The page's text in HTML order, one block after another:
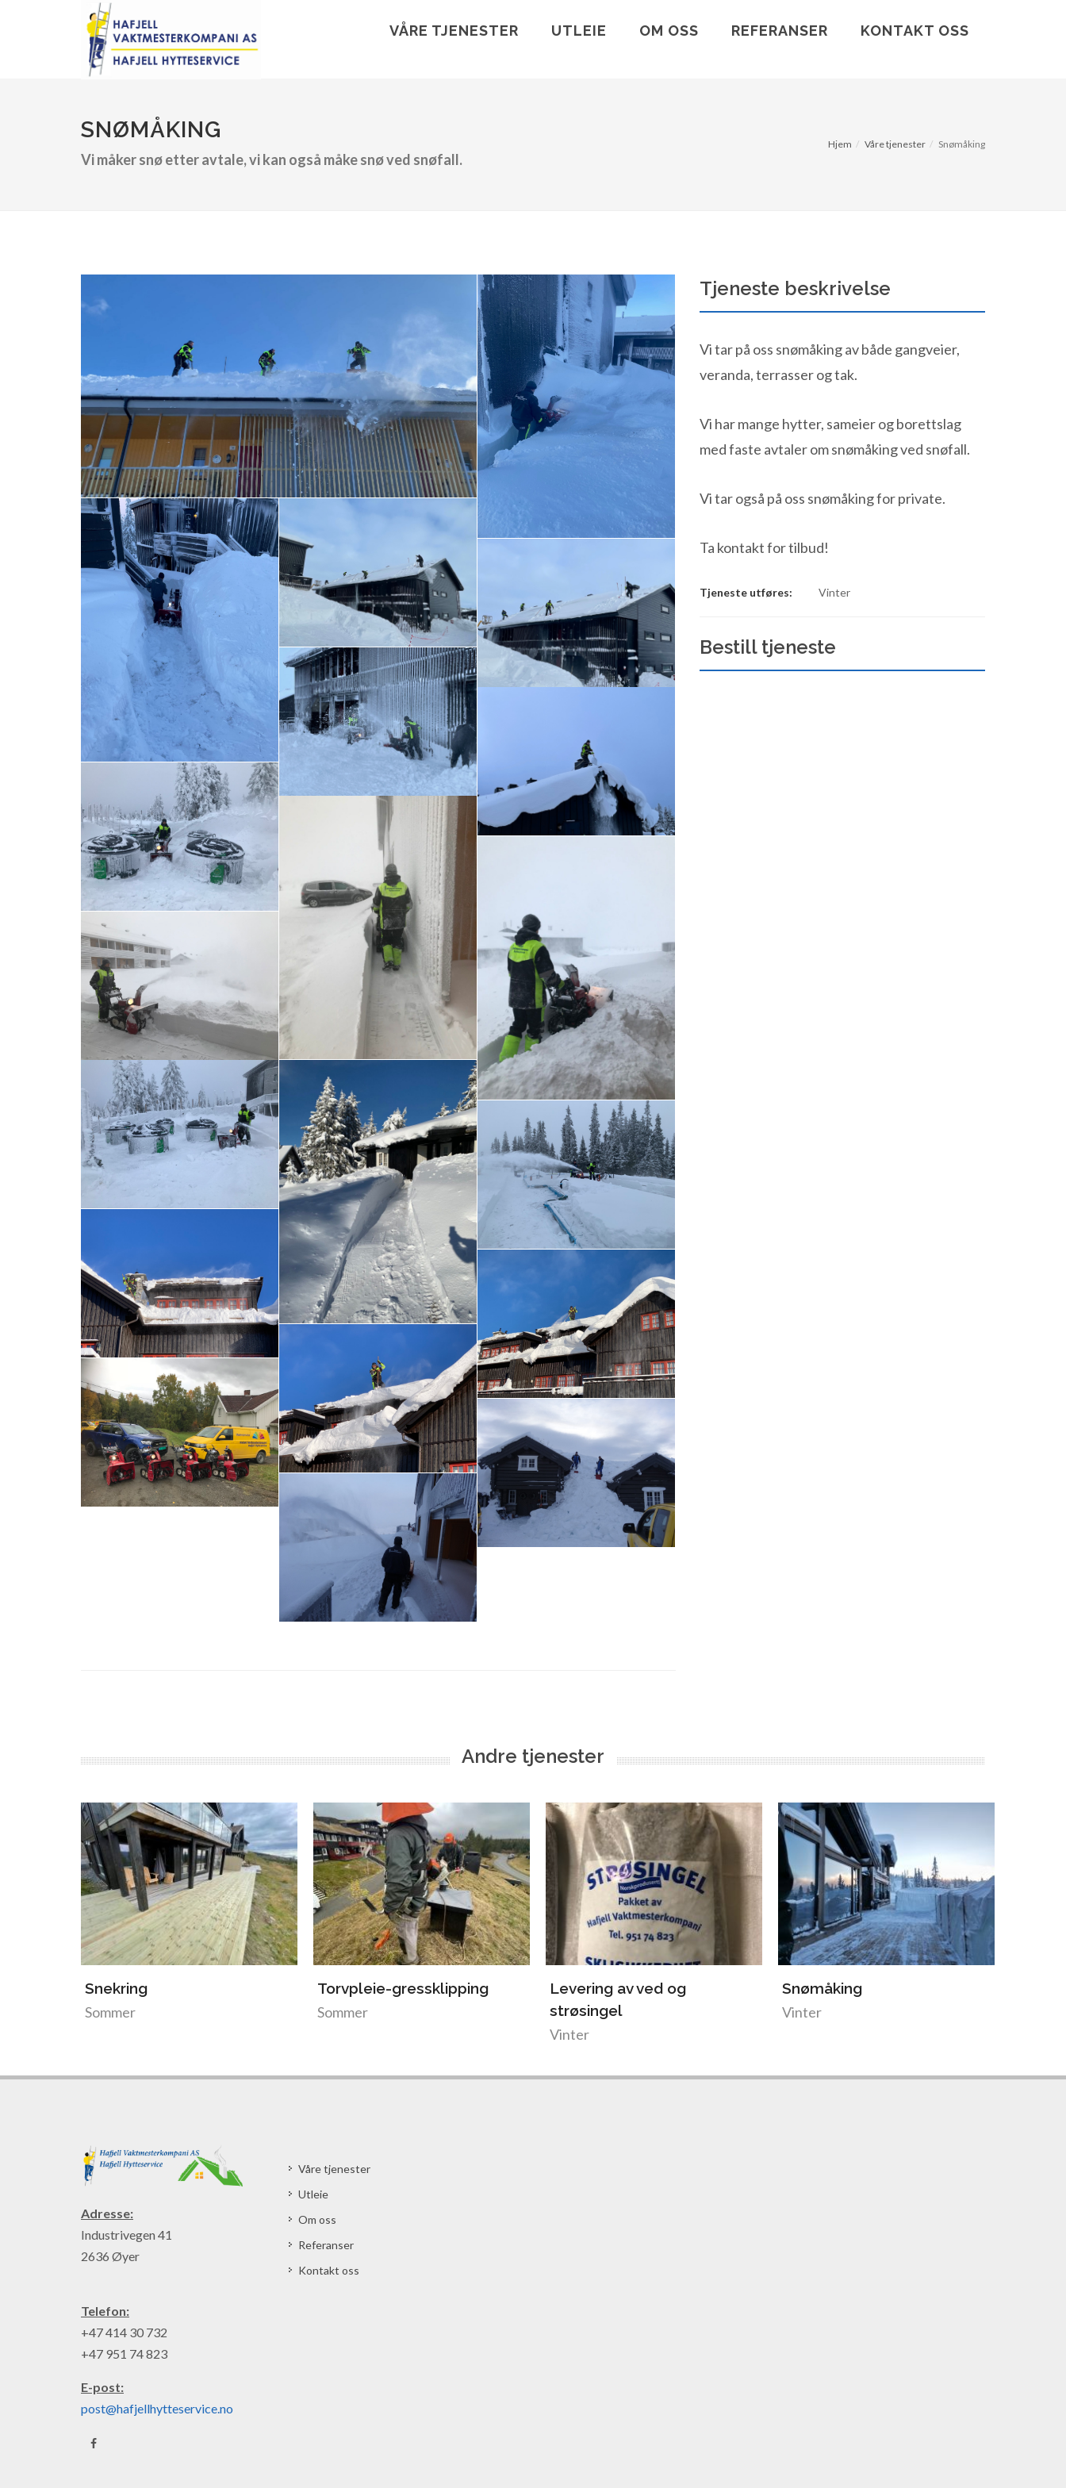
VÅRE TJENESTER UTLEIE OM OSS REFERANSER KONTAKT OSS
SNØMÅKING
Vi måker snø etter avtale, vi kan også måke snø ved snøfall.
Hjem Våre tjenester Snømåking
Tjeneste beskrivelse
Vi tar på oss snømåking av både gangveier,
veranda, terrasser og tak.
Vi har mange hytter, sameier og borettslag
med faste avtaler om snømåking ved snøfall.
Vi tar også på oss snømåking for private.
Ta kontakt for tilbud!
Tjeneste utføres: Vinter
Bestill tjeneste
Andre tjenester
Snekring
Sommer
Torvpleie-gressklipping
Sommer
Levering av ved og
strøsingel
Vinter
Snømåking
Vinter
Adresse:
Industrivegen 41
2636 Øyer
Telefon:
+47 414 30 732
+47 951 74 823
E-post:
post@hafjellhytteservice.no
Våre tjenester
Utleie
Om oss
Referanser
Kontakt oss